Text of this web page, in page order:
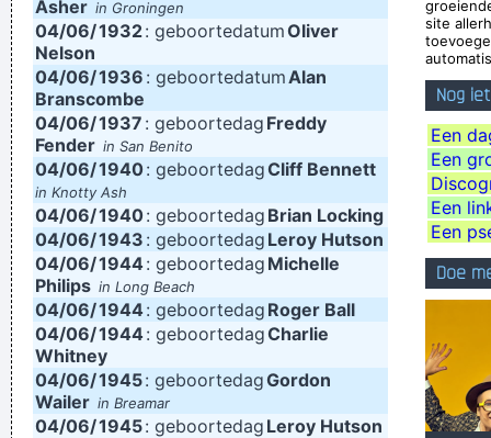
It's much too late to do anything about rock & roll now ...~
Jerry Garcia
I Suppose Ultimately I´m Interested In Music I´m A Musician I
´m Not A Gunslinger That´s The Difference Between What I
Do And What A Lot Of Guitar Heroes Do
~ The Edge
If I were in the Beatles, I'd be a good George Harrison.~ Noel
Gallagher
I told people I was a drummer before I even had a set, I was a
~ Keith Moon
I've only got one thing to say: "Sausages"
When accepting a Brit Award in 1996
It´s Thursday evening in Toronto - I had to actually ask the
drummer - but for us, it´s Friday night
~ Paul Weller
Asher in Groningen
04/06/1932: geboortedatumOliver
Nelson
04/06/1936 : geboortedatumAlan
Branscombe
04/06/1937 : geboortedag Freddy
Fender in San Benito
04/06/1940: geboortedagCliff Bennett
in Knotty Ash
04/06/1940: geboortedag Brian Locking
04/06/1943 : geboortedag Leroy Hutson
04/06/1944: geboortedag Michelle
Philips in Long Beach
04/06/1944 : geboortedag Roger Ball
04/06/1944: geboortedagCharlie
Whitney
04/06/1945: geboortedagGordon
Wailer in Breamar
04/06/1945: geboortedag Leroy Hutson
site
Nog
Een
Een
Een
Een
Doe